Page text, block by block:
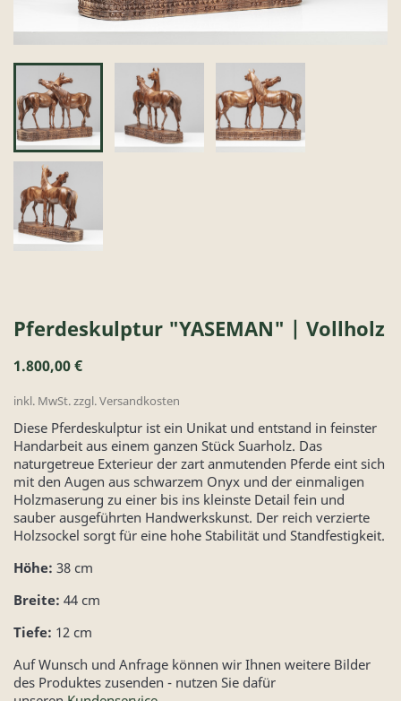
Pferdeskulptur "YASEMAN" | Vollholz
1.800,00 €
inkl. MwSt. zzgl. Versandkosten
Diese Pferdeskulptur ist ein Unikat und entstand in feinster
Handarbeit aus einem ganzen Stück Suarholz. Das
naturgetreue Exterieur der zart anmutenden Pferde eint sich
mit den Augen aus schwarzem Onyx und der einmaligen
Holzmaserung zu einer bis ins kleinste Detail fein und
sauber ausgeführten Handwerkskunst. Der reich verzierte
Holzsockel sorgt für eine hohe Stabilität und Standfestigkeit.
Höhe: 38 cm
Breite: 44 cm
Tiefe: 12 cm
Auf Wunsch und Anfrage können wir Ihnen weitere Bilder
des Produktes zusenden - nutzen Sie dafür